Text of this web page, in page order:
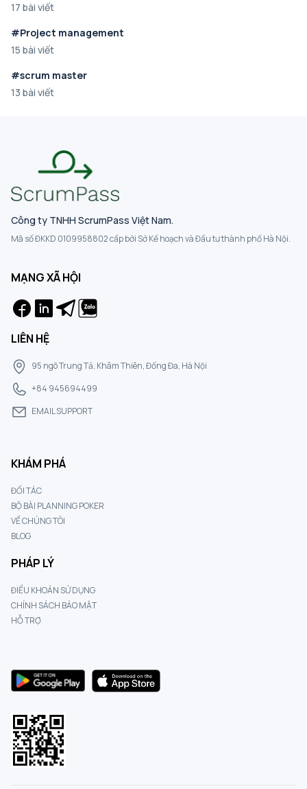
17 bài viết
#Project management
15 bài viết
#scrum master
13 bài viết
Công ty TNHH ScrumPass Việt Nam.
Mã số ĐKKD 0109958802 cấp bởi Sở Kế hoạch và Đầu tư thành phố Hà Nội.
MẠNG XÃ HỘI
LIÊN HỆ
95 ngõ Trung Tả, Khâm Thiên, Đống Đa, Hà Nội
+84 945694499
EMAIL SUPPORT
KHÁM PHÁ
ĐỐI TÁC
BỘ BÀI PLANNING POKER
VỀ CHÚNG TÔI
BLOG
PHÁP LÝ
ĐIỀU KHOẢN SỬ DỤNG
CHÍNH SÁCH BẢO MẬT
HỖ TRỢ